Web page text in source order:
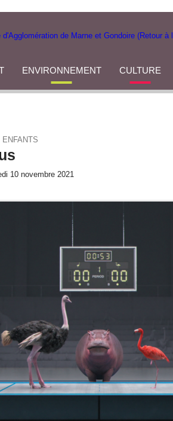
ENVIRONNEMENT CULTURE
ENFANTS
10 novembre 2021